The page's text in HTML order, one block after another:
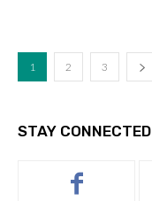
1 2 3
STAY CONNECTED